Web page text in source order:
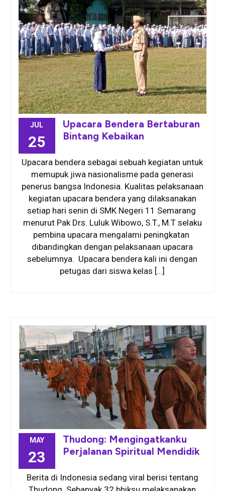
JUL
25
Upacara Bendera Bertaburan
Bintang Kebaikan
Upacara bendera sebagai sebuah kegiatan untuk
memupuk jiwa nasionalisme pada generasi
penerus bangsa Indonesia. Kualitas pelaksanaan
kegiatan upacara bendera yang dilaksanakan
setiap hari senin di SMK Negeri 11 Semarang
menurut Pak Drs. Luluk Wibowo, S.T., M.T selaku
pembina upacara mengalami peningkatan
dibandingkan dengan pelaksanaan upacara
sebelumnya. Upacara bendera kali ini dengan
petugas dari siswa kelas […]
MAY
23
Thudong: Mengingatkanku
Perjalanan Spiritual Mendidik
Berita di Indonesia sedang viral berisi tentang